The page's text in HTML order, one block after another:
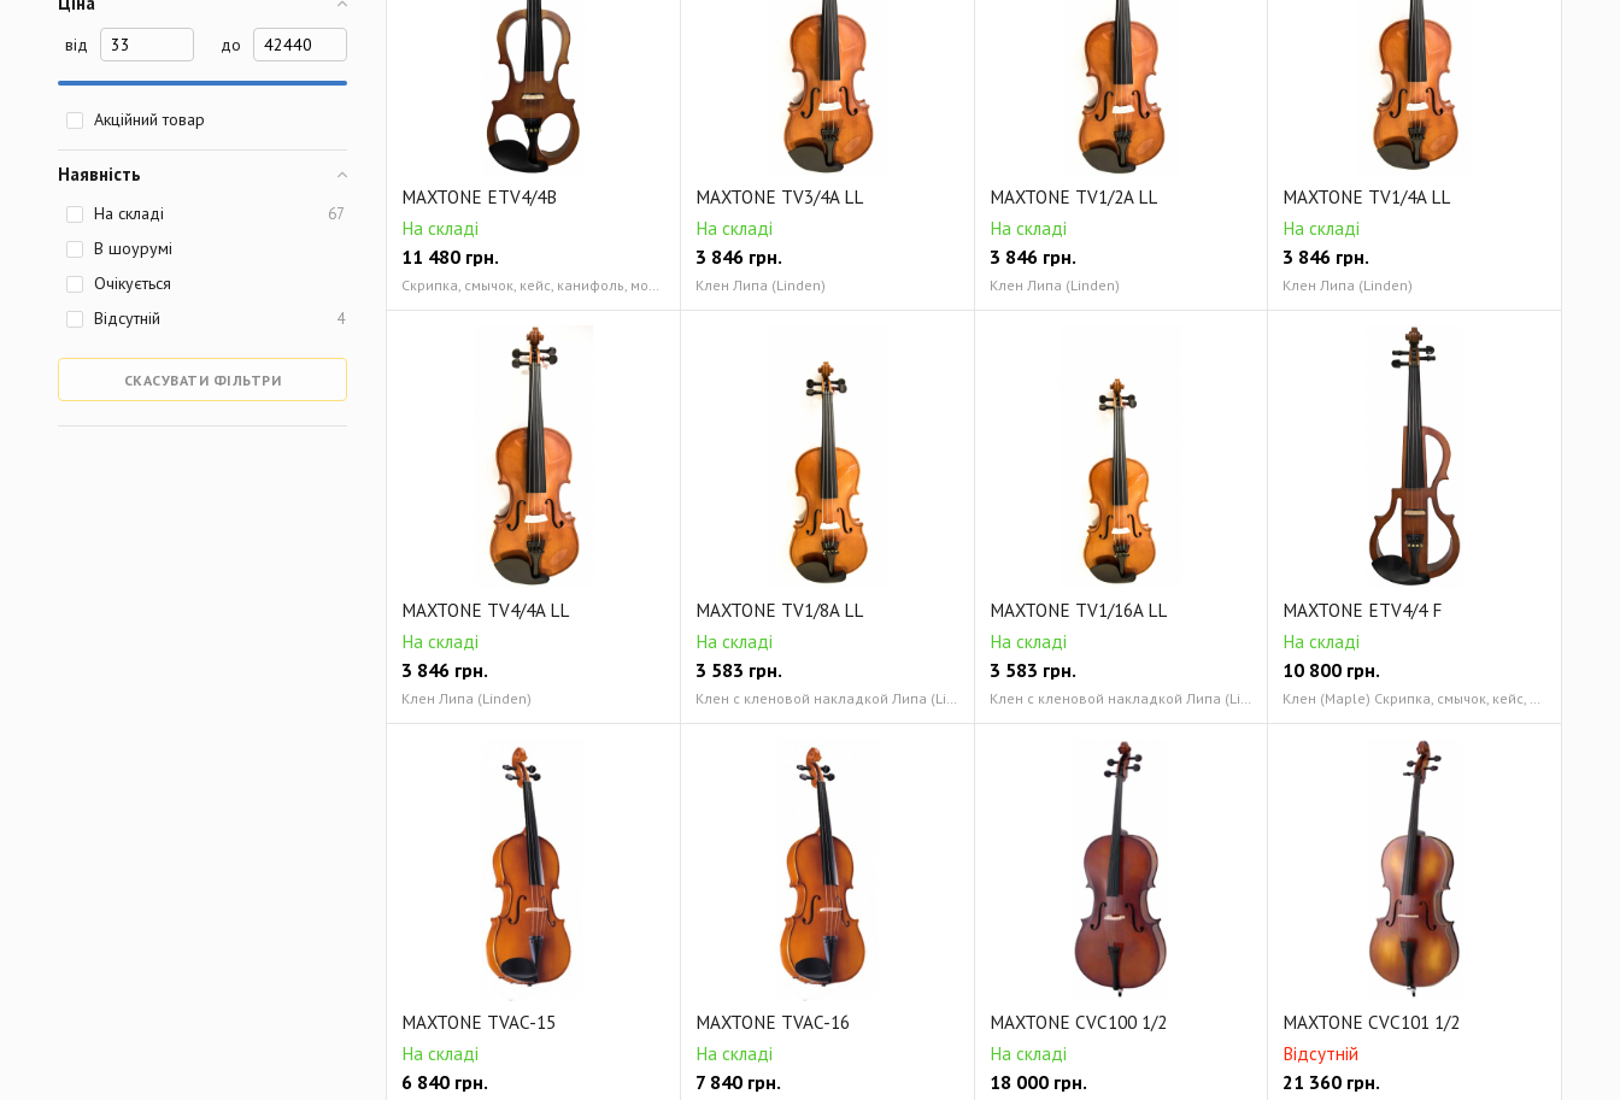
MAXTONE ETV4/4B
На складі
11 480 грн.
MAXTONE TV3/4A LL
На складі
3 846грн.
Клен Липа (Linden)
MAXTONE TV1/2A LL
На складі
3 846грн.
Клен Липа (Linden)
MAXTONE TV1/4A LL
На складі
3 846 грн.
Клен Липа (Linden)
MAXTONE TV4/4A LL
На складі
3 846 грн.
Клен Липа (Linden)
MAXTONE TV1/8A LL
На складі
3 583 грн.
MAXTONE TV1/16A LL
На складі
3 583 грн.
MAXTONE ETV4/4 F
На складі
10 800 грн.
MAXTONE TVAC-15
На складі
6 840 грн.
MAXTONE TVAC-16
На складі
7 840грн.
MAXTONE CVC100 1/2
На складі
18 000грн.
MAXTONE CVC101 1/2
Відсутній
21 360 грн.
від до
Акційний товар
Наявність
На складі 67
В шоурумі
Очікується
Відсутній
4
СКАСУВАТИ ФІЛЬТРИ